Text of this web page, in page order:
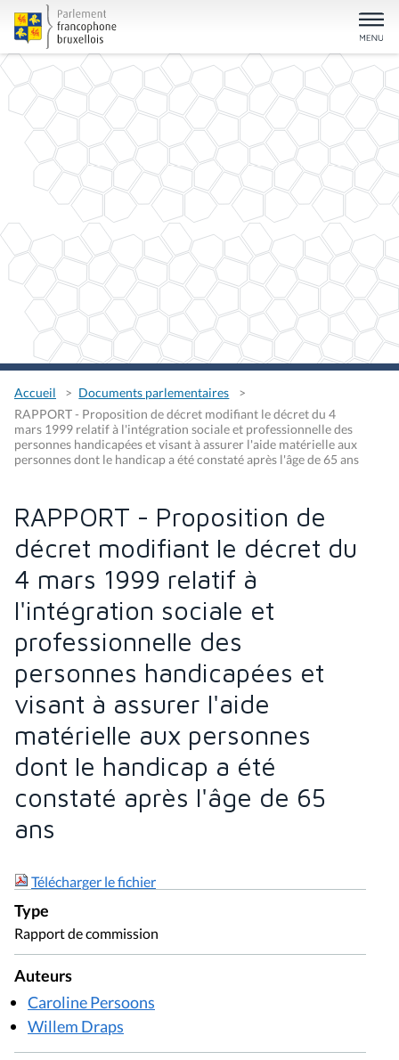
Accueil
Documents parlementaires
RAPPORT - Proposition de décret modifiant le décret du 4
mars 1999 relatif à l'intégration sociale et professionnelle des
personnes handicapées et visant à assurer l'aide matérielle aux
personnes dont le handicap a été constaté après l'âge de 65 ans
RAPPORT - Proposition de
décret modifiant le décret du
4 mars 1999 relatif à
l'intégration sociale et
professionnelle des
personnes handicapées et
visant à assurer l'aide
matérielle aux personnes
dont le handicap a été
constaté après l'âge de 65
ans
Télécharger le fichier
Type
Rapport de commission
Auteurs
Caroline Persoons
Willem Draps